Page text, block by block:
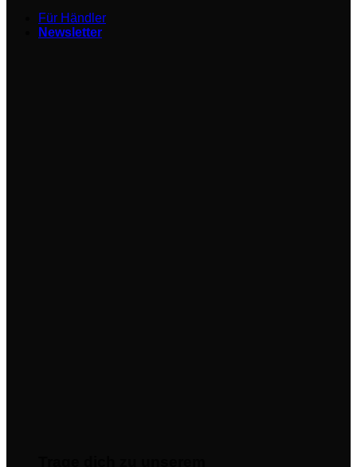
Für Händler
Newsletter